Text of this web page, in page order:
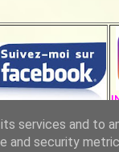
services and to
and security